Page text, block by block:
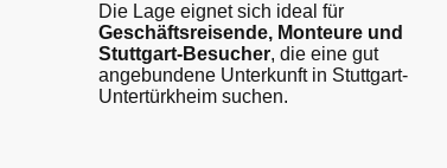
Die Lage eignet sich ideal für
Geschäftsreisende, Monteure und
Stuttgart-Besucher, die eine gut
angebundene Unterkunft in Stuttgart-
Unter­türkheim suchen.